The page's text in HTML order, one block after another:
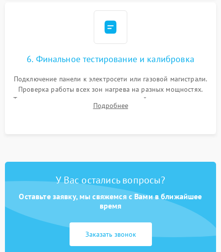
6. Финальное тестирование и калибровка
Подключение панели к электросети или газовой магистрали.
Проверка работы всех зон нагрева на разных мощностях.
Тестирование сенсорного управления, таймера, индикаторов
остаточного тепла и систем защиты от перегрева.
Подробнее
У Вас остались вопросы?
Оставьте заявку, мы свяжемся с Вами в ближайшее
время
Заказать звонок